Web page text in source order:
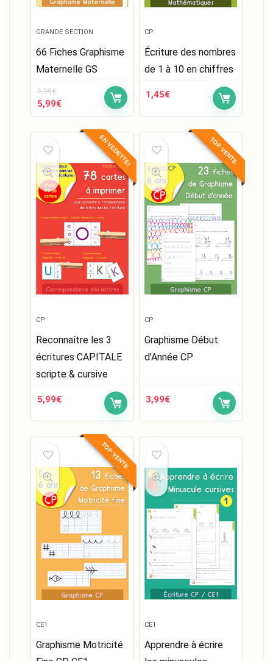
GRANDE SECTION
66 Fiches Graphisme
Maternelle GS
9,99€
Le
prix
9,99€.
5,99€Le
prix
actuel
CP
Écriture des nombres
de 1 à 10 en chiffres
1,45€
EN VEDETTE!
CP
Reconnaître les 3
écritures CAPITALE
scripte & cursive
5,99€
TOP VENTE
CP
Graphisme Début
d’Année CP
3,99€
TOP VENTE
CE1
Graphisme Motricité
CE1
Apprendre à écrire